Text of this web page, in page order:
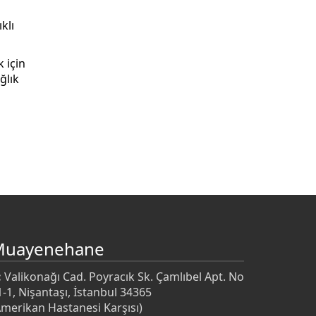
için
Valikonağı Cad. Poyracık Sk. Çamlıbel Apt. No
1, Nişantaşı, İstanbul 34365
Hastanesi Karşısı)